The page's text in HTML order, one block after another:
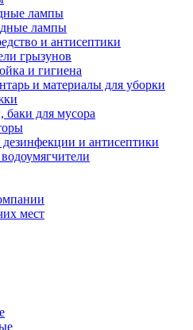
лампы
лампы
и антисептики
грызунов
и гигиена
и материалы для уборки
баки для мусора
и антисептики
мест